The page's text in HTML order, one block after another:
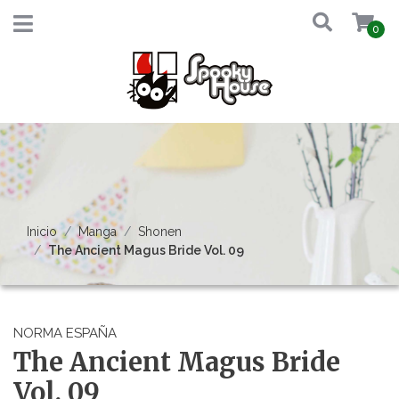
0
Inicio Manga
Shonen
The Ancient Magus Bride Vol. 09
NORMA ESPAÑA
The Ancient Magus Bride